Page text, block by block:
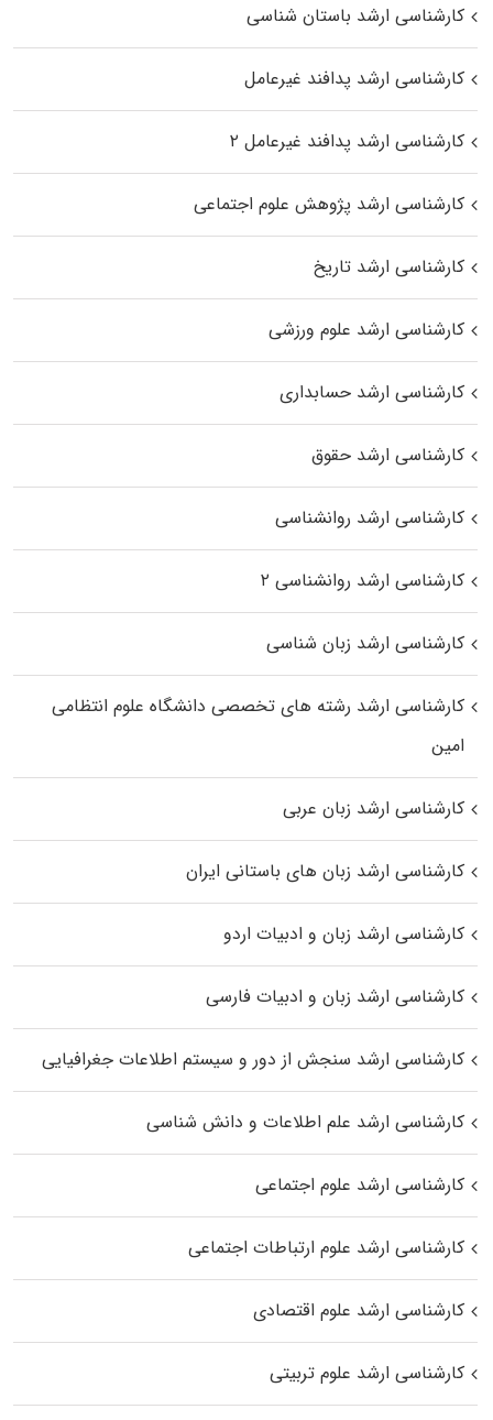
کارشناسی ارشد باستان شناسی
کارشناسی ارشد پدافند غیرعامل
کارشناسی ارشد پدافند غیرعامل ۲
کارشناسی ارشد پژوهش علوم اجتماعی
کارشناسی ارشد تاریخ
کارشناسی ارشد علوم ورزشی
کارشناسی ارشد حسابداری
کارشناسی ارشد حقوق
کارشناسی ارشد روانشناسی
کارشناسی ارشد روانشناسی ۲
کارشناسی ارشد زبان شناسی
کارشناسی ارشد رﺷﺘﻪ ﻫﺎی تخصصی داﻧﺸﮕﺎه ﻋﻠﻮم انتظامی
اﻣﻴﻦ
کارشناسی ارشد زبان عربی
کارشناسی ارشد زبان‌ های باستانی ایران
کارشناسی ارشد زبان و ادبیات اردو
کارشناسی ارشد زبان و ادبیات فارسی
کارشناسی ارشد سنجش از دور و سیستم اطلاعات جغرافیایی
کارشناسی ارشد علم اطلاعات و دانش شناسی
کارشناسی ارشد علوم اجتماعی
کارشناسی ارشد علوم ارتباطات اجتماعی
کارشناسی ارشد علوم اقتصادی
کارشناسی ارشد علوم تربیتی